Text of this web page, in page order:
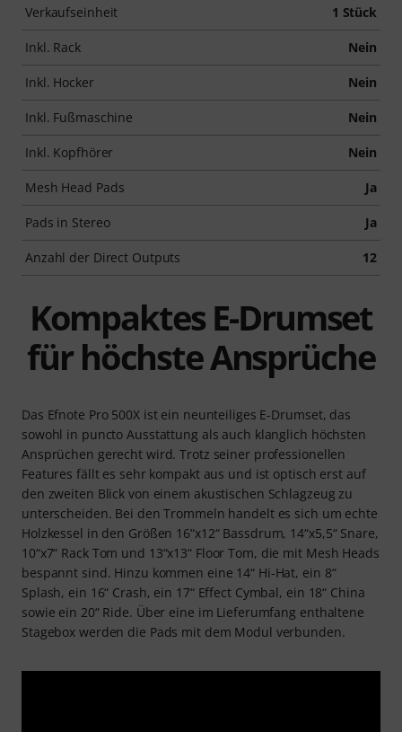
Verkaufseinheit 1 Stück
Inkl. Rack Nein
Inkl. Hocker Nein
Inkl. Fußmaschine Nein
Inkl. Kopfhörer Nein
Mesh Head Pads Ja
Pads in Stereo Ja
Anzahl der Direct Outputs 12
Kompaktes E-Drumset
für höchste Ansprüche
Das Efnote Pro 500X ist ein neunteiliges E-Drumset, das
sowohl in puncto Ausstattung als auch klanglich höchsten
Ansprüchen gerecht wird. Trotz seiner professionellen
Features fällt es sehr kompakt aus und ist optisch erst auf
den zweiten Blick von einem akustischen Schlagzeug zu
unterscheiden. Bei den Trommeln handelt es sich um echte
Holzkessel in den Größen 16“x12“ Bassdrum, 14“x5,5“ Snare,
10“x7“ Rack Tom und 13“x13“ Floor Tom, die mit Mesh Heads
bespannt sind. Hinzu kommen eine 14“ Hi-Hat, ein 8“
Splash, ein 16“ Crash, ein 17“ Effect Cymbal, ein 18“ China
sowie ein 20“ Ride. Über eine im Lieferumfang enthaltene
Stagebox werden die Pads mit dem Modul verbunden.